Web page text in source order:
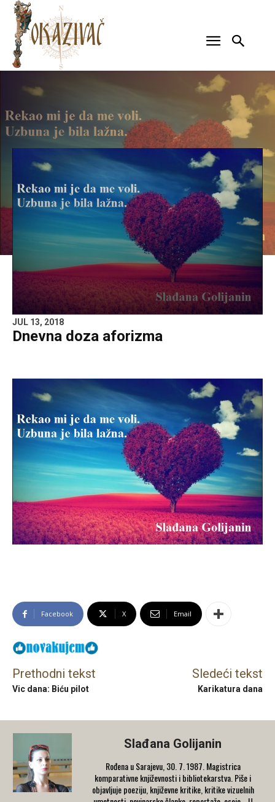
JUL 13, 2018
Dnevna doza aforizma
Facebook X Email
Prethodni tekst
Vic dana: Biću pilot
Sledeći tekst
Karikatura dana
Slađana Golijanin
Rođena u Sarajevu, 30. 7. 1987. Magistrica
komparativne književnosti i bibliotekarstva. Piše i
objavljuje poeziju, književne kritike, kritike vizuelnih